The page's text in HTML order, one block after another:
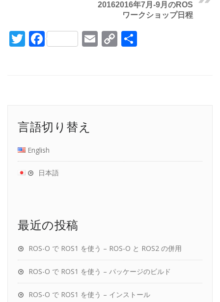
20162016年7月-9月のROS
ワークショップ日程
Twitter
FacebookEmail
Copy
言語切り替え
English
日本語
最近の投稿
ROS-O で ROS1 を使う – ROS-O と ROS2 の併用
ROS-O で ROS1 を使う – パッケージのビルド
ROS-O で ROS1 を使う – インストール